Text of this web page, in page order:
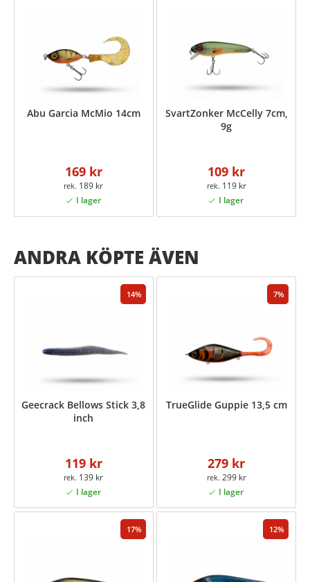
Abu Garcia McMio 14cm
169 kr
189 kr
SvartZonker McCelly 7cm,
9g
109 kr
119 kr
ANDRA KÖPTE ÄVEN
14
Geecrack Bellows Stick 3,8
inch
119 kr
139 kr
7
TrueGlide Guppie 13,5 cm
279 kr
299 kr
17 12